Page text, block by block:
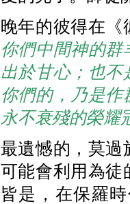
晚年的彼得在《
你們中間神的
出於甘心；也
你們的，乃是
永不衰殘的榮耀
最遺憾的，莫過
可能會利用為徒
皆是，在保羅